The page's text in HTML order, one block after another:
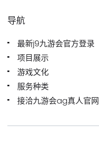
导航
最新j9九游会官方登录
项目展示
游戏文化
服务种类
接洽九游会ag真人官网